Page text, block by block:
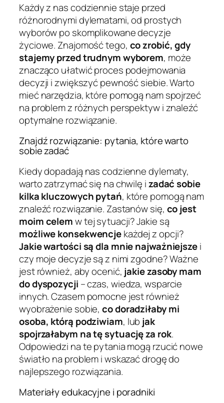
Każdy z nas codziennie staje przed
różnorodnymi dylematami, od prostych
wyborów po skomplikowane decyzje
życiowe. Znajomość tego, co zrobić, gdy
stajemy przed trudnym wyborem, może
znacząco ułatwić proces podejmowania
decyzji i zwiększyć pewność siebie. Warto
mieć narzędzia, które pomogą nam spojrzeć
na problem z różnych perspektyw i znaleźć
optymalne rozwiązanie.
Znajdź rozwiązanie: pytania, które warto
sobie zadać
Kiedy dopadają nas codzienne dylematy,
warto zatrzymać się na chwilę izadać sobie
kilka kluczowych pytań, które pomogą nam
znaleźć rozwiązanie. Zastanów się, co jest
moim celemw tej sytuacji? Jakie są
możliwe konsekwencjekażdej z opcji?
Jakie wartości są dla mnie najważniejszei
czy moje decyzje są z nimi zgodne? Ważne
jest również, aby ocenić, jakie zasoby mam
do dyspozycji – czas, wiedza, wsparcie
innych. Czasem pomocne jest również
wyobrażenie sobie,co doradziłaby mi
osoba, którą podziwiam, lub jak
spojrzałabym na tę sytuację za rok.
Odpowiedzi na te pytania mogą rzucić nowe
światło na problem i wskazać drogę do
najlepszego rozwiązania.
Materiały edukacyjne i poradniki